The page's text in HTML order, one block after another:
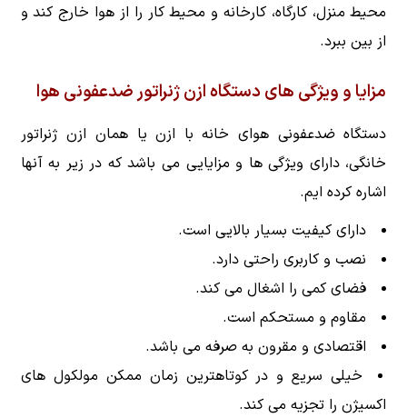
محیط منزل، کارگاه، کارخانه و محیط کار را از هوا خارج کند و
از بین ببرد.
مزایا و ویژگی های دستگاه ازن ژنراتور ضدعفونی هوا
دستگاه ضدعفونی هوای خانه با ازن یا همان ازن ژنراتور
خانگی، دارای ویژگی ها و مزایایی می باشد که در زیر به آنها
اشاره کرده ایم.
دارای کیفیت بسیار بالایی است.
نصب و کاربری راحتی دارد.
فضای کمی را اشغال می کند.
مقاوم و مستحکم است.
اقتصادی و مقرون به صرفه می باشد.
خیلی سریع و در کوتاهترین زمان ممکن مولکول های
اکسیژن را تجزیه می کند.